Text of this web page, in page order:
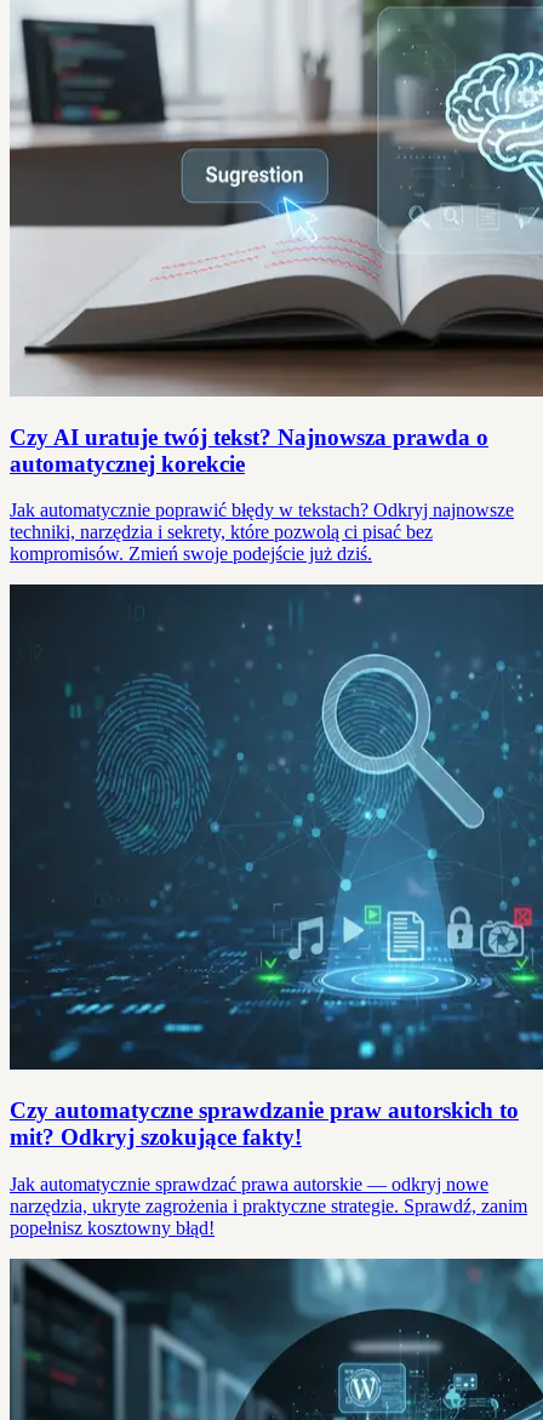
Czy AI uratuje twój tekst? Najnowsza prawda o
automatycznej korekcie
Jak automatycznie poprawić błędy w tekstach? Odkryj najnowsze
techniki, narzędzia i sekrety, które pozwolą ci pisać bez
kompromisów. Zmień swoje podejście już dziś.
Czy automatyczne sprawdzanie praw autorskich to
mit? Odkryj szokujące fakty!
Jak automatycznie sprawdzać prawa autorskie — odkryj nowe
narzędzia, ukryte zagrożenia i praktyczne strategie. Sprawdź, zanim
popełnisz kosztowny błąd!